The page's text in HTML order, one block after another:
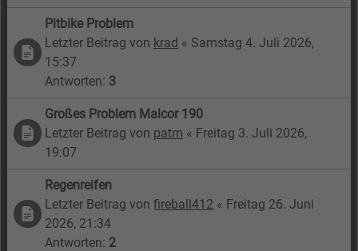
Pitbike Problem
Letzter Beitrag von krad « Samstag 4. Juli 2026,
15:37
Antworten: 3
Großes Problem Malcor 190
Letzter Beitrag von patm « Freitag 3. Juli 2026,
19:07
Regenreifen
Letzter Beitrag vonfireball412 « Freitag 26. Juni
2026, 21:34
Antworten: 2